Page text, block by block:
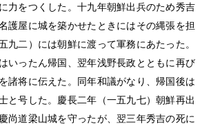
力をつくした。十九年朝鮮出兵のため秀吉
護屋に城を築かせたときにはその縄張を担
九二）には朝鮮に渡って軍務にあたった。
いったん帰国、翌年浅野長政とともに再び
諸将に伝えた。同年和議がなり、帰国後は
と号した。慶長二年（一五九七）朝鮮再出
尚道梁山城を守ったが、翌三年秀吉の死に